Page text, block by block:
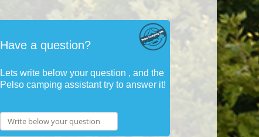
Have a question?
Lets write below your question , and the
Pelso camping assistant try to answer it!